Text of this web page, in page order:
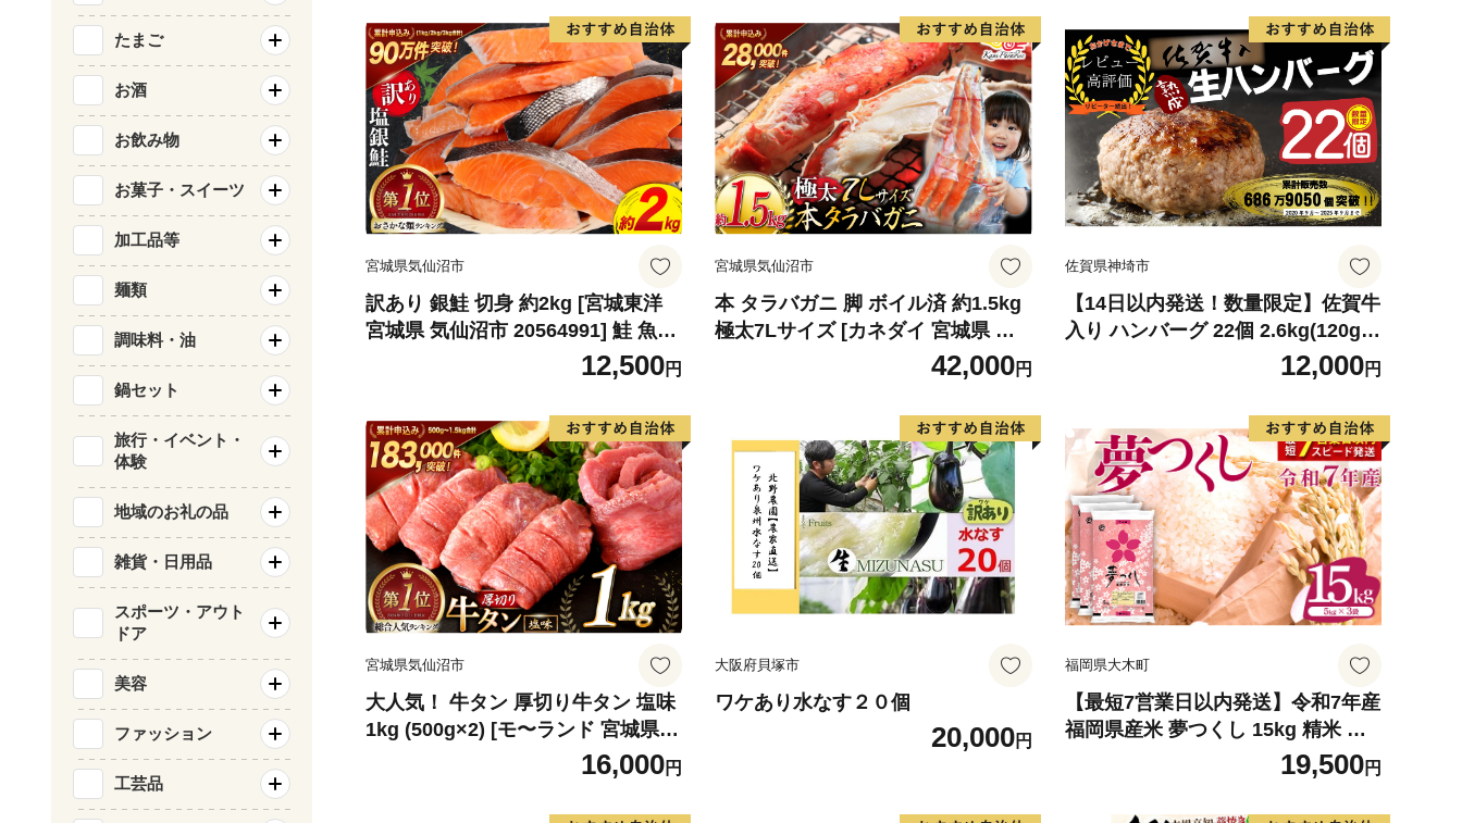
宮城県気仙沼市
訳あり 銀鮭 切身 約2kg [宮城東洋
宮城県 気仙沼市 20564991] 鮭 魚介
類 海鮮 訳アリ 規格外 不揃い さけ
サケ 鮭切身 シャケ 切り身 冷凍 家
庭用 おかず 弁当 支援 サーモン 銀
鮭切り身 魚 わけあり
12,500円
宮城県気仙沼市
本 タラバガニ 脚 ボイル済 約1.5kg
極太7Lサイズ [カネダイ 宮城県 気
仙沼市 20564326] カニ かに 蟹 たら
ばがに たらば蟹 タラバ蟹 たらば タ
42,000円
佐賀県神埼市
【14日以内発送！数量限定】佐賀牛
入り ハンバーグ 22個 2.6kg(120g×
22個)【佐賀牛 黒毛和牛 ブランド牛
九州 ハンバーグ 牛肉 豚肉 国産 お
弁当 おかず 惣菜 おすすめ 人気】(H
083106)
12,000円
宮城県気仙沼市
大人気！ 牛タン 厚切り牛タン 塩味
1kg (500g×2) [モ〜ランド 宮城県
気仙沼市 20564660] 肉 牛肉 精肉 牛
たん 牛タン塩 牛たん塩 冷凍 焼肉 B
BQ アウトドア バーベキュー 厚切
16,000円
大阪府貝塚市
ワケあり水なす２０個
20,000円
福岡県大木町
【最短7営業日以内発送】令和7年産
福岡県産米 夢つくし 15kg 精米 ※
北海道・沖縄・離島は配送不可
19,500円
たまご
お酒
お飲み物
お菓子・スイーツ
加工品等
麺類
調味料・油
鍋セット
旅行・イベント・
体験
地域のお礼の品
雑貨・日用品
スポーツ・アウト
ドア
美容
ファッション
工芸品